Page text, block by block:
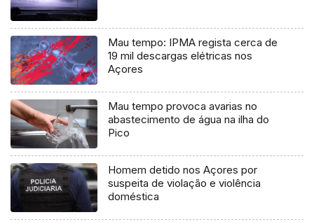
Mau tempo: IPMA regista cerca de
19 mil descargas elétricas nos
Açores
Mau tempo provoca avarias no
abastecimento de água na ilha do
Pico
Homem detido nos Açores por
suspeita de violação e violência
doméstica